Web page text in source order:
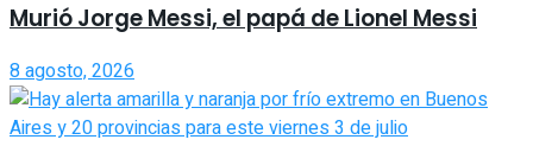
Murió Jorge Messi, el papá de Lionel Messi
8 agosto, 2026